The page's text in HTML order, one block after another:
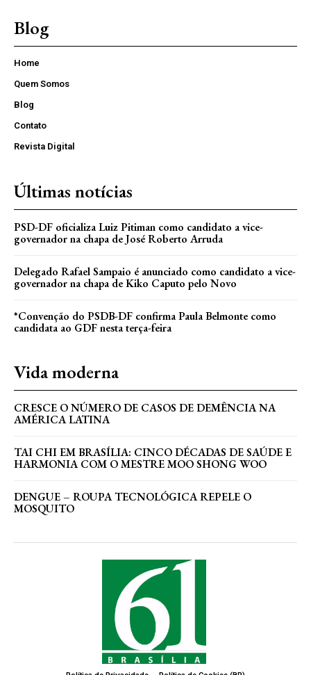
Blog
Home
Quem Somos
Blog
Contato
Revista Digital
Últimas notícias
PSD-DF oficializa Luiz Pitiman como candidato a vice-
governador na chapa de José Roberto Arruda
Delegado Rafael Sampaio é anunciado como candidato a vice-
governador na chapa de Kiko Caputo pelo Novo
*Convenção do PSDB-DF confirma Paula Belmonte como
candidata ao GDF nesta terça-feira
Vida moderna
CRESCE O NÚMERO DE CASOS DE DEMÊNCIA NA
AMÉRICA LATINA
TAI CHI EM BRASÍLIA: CINCO DÉCADAS DE SAÚDE E
HARMONIA COM O MESTRE MOO SHONG WOO
DENGUE – ROUPA TECNOLÓGICA REPELE O
MOSQUITO